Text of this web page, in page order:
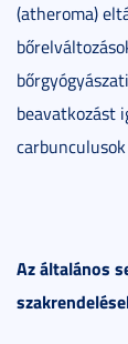
(atheroma)
beavatkozást
Az általános